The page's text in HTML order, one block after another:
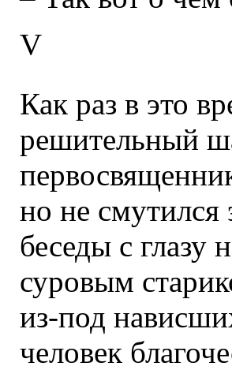
V
Как раз в это
решительный
но не смутился
беседы с глазу
суровым
из-под
человек